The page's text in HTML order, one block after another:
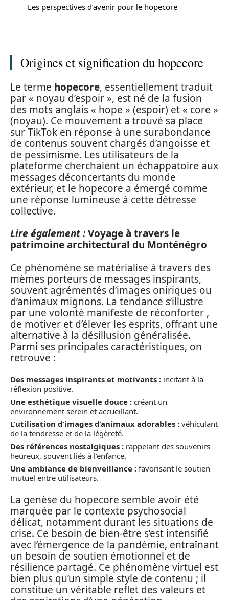
Les perspectives d’avenir pour le hopecore
Origines et signification du hopecore
Le terme hopecore, essentiellement traduit
par « noyau d’espoir », est né de la fusion
des mots anglais « hope » (espoir) et « core »
(noyau). Ce mouvement a trouvé sa place
sur TikTok en réponse à une surabondance
de contenus souvent chargés d’angoisse et
de pessimisme. Les utilisateurs de la
plateforme cherchaient un échappatoire aux
messages déconcertants du monde
extérieur, et le hopecore a émergé comme
une réponse lumineuse à cette détresse
collective.
Lire également :Voyage à travers le
patrimoine architectural du Monténégro
Ce phénomène se matérialise à travers des
mèmes porteurs de messages inspirants,
souvent agrémentés d’images oniriques ou
d’animaux mignons. La tendance s’illustre
par une volonté manifeste de réconforter ,
de motiver et d’élever les esprits, offrant une
alternative à la désillusion généralisée.
Parmi ses principales caractéristiques, on
retrouve :
Des messages inspirants et motivants : incitant à la
réflexion positive.
Une esthétique visuelle douce : créant un
environnement serein et accueillant.
L’utilisation d’images d’animaux adorables : véhiculant
de la tendresse et de la légèreté.
Des références nostalgiques : rappelant des souvenirs
heureux, souvent liés à l’enfance.
Une ambiance de bienveillance : favorisant le soutien
mutuel entre utilisateurs.
La genèse du hopecore semble avoir été
marquée par le contexte psychosocial
délicat, notamment durant les situations de
crise. Ce besoin de bien-être s’est intensifié
avec l’émergence de la pandémie, entraînant
un besoin de soutien émotionnel et de
résilience partagé. Ce phénomène virtuel est
bien plus qu’un simple style de contenu ; il
constitue un véritable reflet des valeurs et